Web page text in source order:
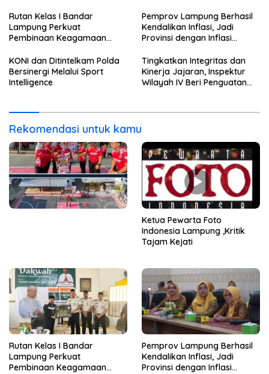
Rutan Kelas I Bandar
Lampung Perkuat
Pembinaan Keagamaan
Bersama Habib Ahmad Al
Habsyi
Pemprov Lampung Berhasil
Kendalikan Inflasi, Jadi
Provinsi dengan Inflasi
KONI dan Ditintelkam Polda
Bersinergi Melalui Sport
Intelligence
Tingkatkan Integritas dan
Kinerja Jajaran, Inspektur
Wilayah IV Beri Penguatan
Rekomendasi untuk kamu
Ketua Pewarta Foto
Indonesia Lampung ,Kritik
Tajam Kejati
Rutan Kelas I Bandar
Lampung Perkuat
Pembinaan Keagamaan
Pemprov Lampung Berhasil
Kendalikan Inflasi, Jadi
Provinsi dengan Inflasi